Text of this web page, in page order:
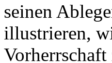
seinen
illustrieren,